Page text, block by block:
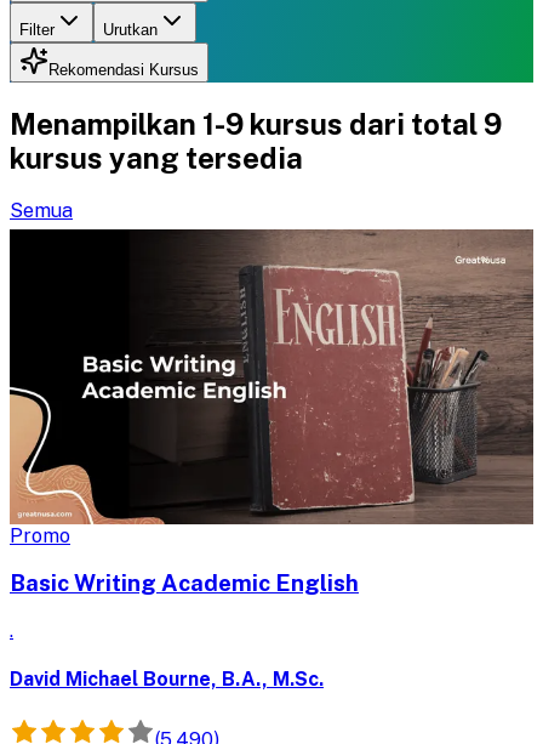
Filter Urutkan
Rekomendasi Kursus
Menampilkan 1-9 kursus dari total 9
kursus yang tersedia
Semua
Promo
Basic Writing Academic English
.
David Michael Bourne, B.A., M.Sc.
(5,490)